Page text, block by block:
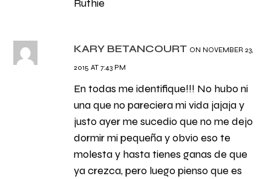
Ruthie
KARY BETANCOURT ON NOVEMBER 23,
2015 AT 7:43 PM
En todas me identifique!!! No hubo ni
una que no pareciera mi vida jajaja y
justo ayer me sucedio que no me dejo
dormir mi pequeña y obvio eso te
molesta y hasta tienes ganas de que
ya crezca, pero luego pienso que es